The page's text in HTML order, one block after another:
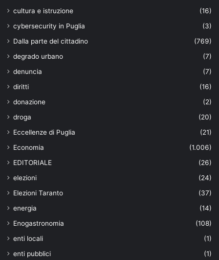
cultura e istruzione
(16)
cybersecurity in Puglia
(3)
Dalla parte del cittadino
(769)
degrado urbano
(7)
denuncia
(7)
diritti
(16)
donazione
(2)
droga
(20)
Eccellenze di Puglia
(21)
Economia
(1.006)
EDITORIALE
(26)
elezioni
(24)
Elezioni Taranto
(37)
energia
(14)
Enogastronomia
(108)
enti locali
(1)
enti pubblici
(1)